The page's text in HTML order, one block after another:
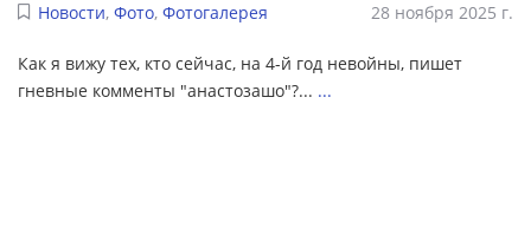
Новости, Фото, Фотогалерея 28 ноября 2025 г.
Как я вижу тех, кто сейчас, на 4-й год невойны, пишет
гневные комменты "анастозашо"?... ...